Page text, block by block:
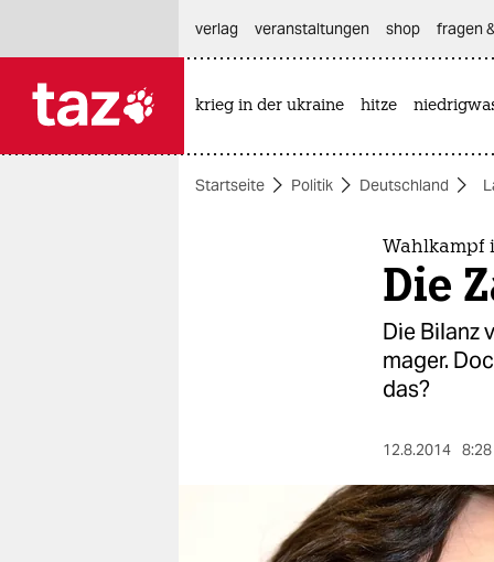
themen
verlag
veranstaltungen shop fragen
krieg in der ukraine hitze
Startseite Politik Deutschland
Wahlkampf
Die
Die Bilanz
mager.
das?
12.8.2014